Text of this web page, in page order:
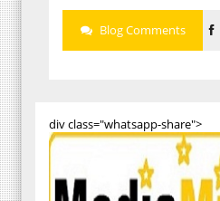
Blog Comments
div class="whatsapp-share">